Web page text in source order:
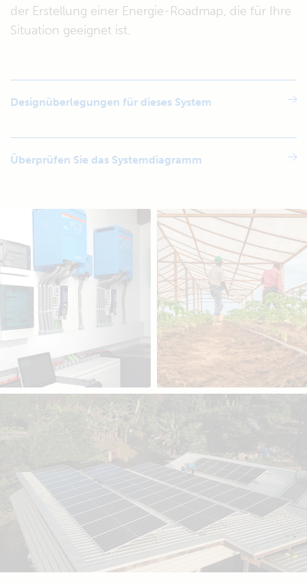
der Erstellung einer Energie-Roadmap, die für Ihre
Situation geeignet ist.
Designüberlegungen für dieses System
Überprüfen Sie das Systemdiagramm